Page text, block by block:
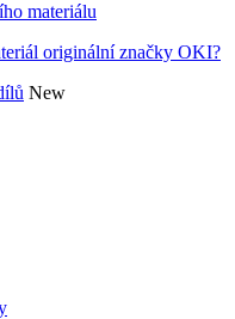
materiálu
originální značky OKI?
New